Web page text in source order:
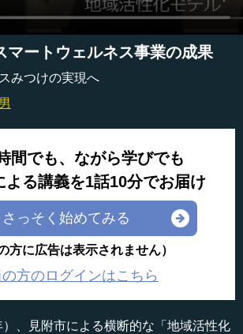
マートウェルネス事業の成果
みつけの実現へ
間でも、ながら学びでも
よる講義を1話10分でお届け
さっそく始めてみる
方に広告は表示されません）
方のログインはこちら
、見附市による横断的な「地域活性化